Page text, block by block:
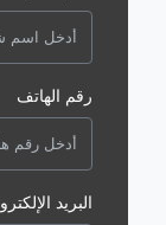
رقم الهاتف
البريد الإلكتروني *